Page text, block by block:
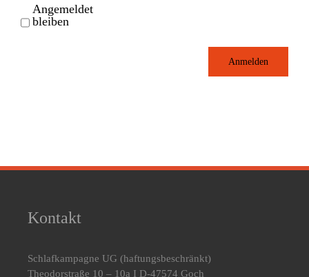
Angemeldet
bleiben
Anmelden
Kontakt
Schlafkampagne UG (haftungsbeschränkt)
Theodorstraße 10 – 10a I D-47574 Goch